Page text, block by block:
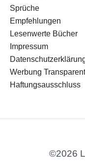
Sprüche
Empfehlungen
Lesenwerte Bücher
Impressum
Werbung
Haftungsausschluss
©2026